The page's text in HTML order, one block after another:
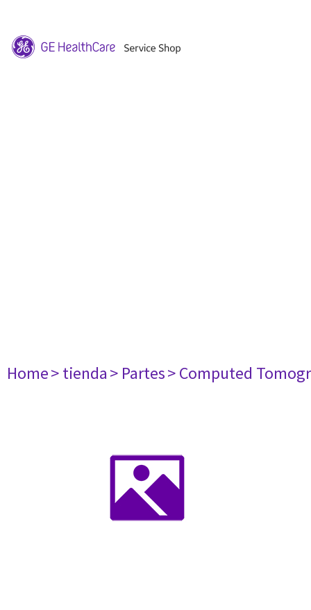
Home> tienda> Partes> Computed